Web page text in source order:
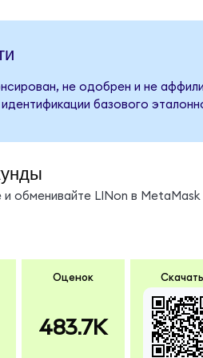
не одобрен и не
базового
и обменивайте LINon в
Оценок
483.7K
Скачать